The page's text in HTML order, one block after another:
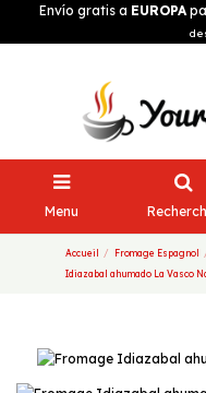
Envío gratis a EUROPA
Menu
Accueil Fromage Espagnol
Idiazabal ahumado La Vasco